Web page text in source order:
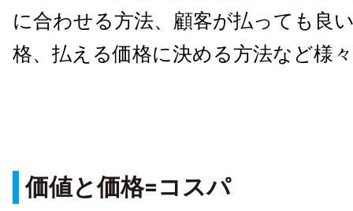
に合わせる方法、顧客が払っても良
格、払える価格に決める方法など様
価値と価格=コスパ